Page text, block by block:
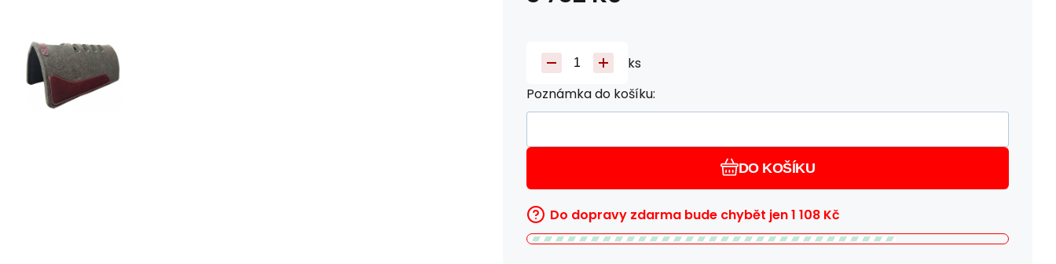
ks
Poznámka do košíku:
DO KOŠÍKU
Do dopravy zdarma bude chybět jen1 108 Kč